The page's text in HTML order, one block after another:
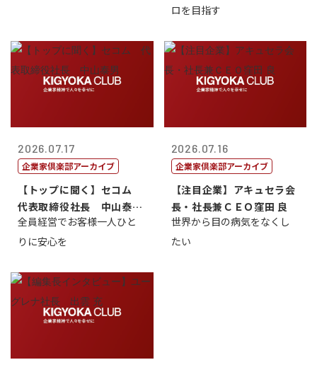
ロを目指す
2026.07.17
企業家倶楽部アーカイブ
【トップに聞く】セコム
代表取締役社長 中山泰
男
全員経営でお客様一人ひと
りに安心を
2026.07.16
企業家倶楽部アーカイブ
【注目企業】アキュセラ会
長・社長兼ＣＥＯ窪田 良
世界から目の病気をなくし
たい